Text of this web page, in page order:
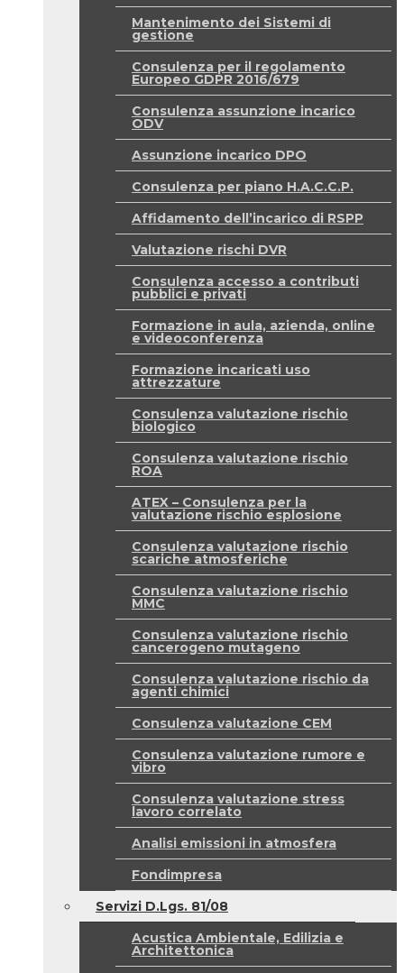
Mantenimento dei Sistemi di
gestione
Consulenza per il regolamento
Europeo GDPR 2016/679
Consulenza assunzione incarico
ODV
Assunzione incarico DPO
Consulenza per piano H.A.C.C.P.
Affidamento dell’incarico di RSPP
Valutazione rischi DVR
Consulenza accesso a contributi
pubblici e privati
Formazione in aula, azienda, online
e videoconferenza
Formazione incaricati uso
attrezzature
Consulenza valutazione rischio
biologico
Consulenza valutazione rischio
ROA
ATEX – Consulenza per la
valutazione rischio esplosione
Consulenza valutazione rischio
scariche atmosferiche
Consulenza valutazione rischio
MMC
Consulenza valutazione rischio
cancerogeno mutageno
Consulenza valutazione rischio da
agenti chimici
Consulenza valutazione CEM
Consulenza valutazione rumore e
vibro
Consulenza valutazione stress
lavoro correlato
Analisi emissioni in atmosfera
Fondimpresa
Servizi D.Lgs. 81/08
Acustica Ambientale, Edilizia e
Architettonica